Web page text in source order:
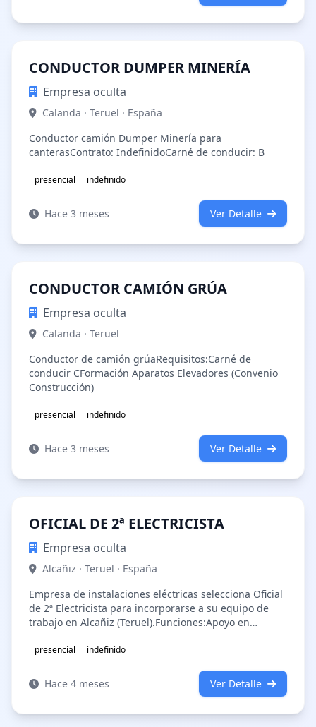
CONDUCTOR DUMPER MINERÍA
Empresa oculta
Calanda · Teruel · España
Conductor camión Dumper Minería para
canterasContrato: IndefinidoCarné de conducir: B
presencial indefinido
Hace 3 meses Ver Detalle
CONDUCTOR CAMIÓN GRÚA
Empresa oculta
Calanda · Teruel
Conductor de camión grúaRequisitos:Carné de
conducir CFormación Aparatos Elevadores (Convenio
Construcción)
presencial indefinido
Hace 3 meses Ver Detalle
OFICIAL DE 2ª ELECTRICISTA
Empresa oculta
Alcañiz · Teruel · España
Empresa de instalaciones eléctricas selecciona Oficial
de 2ª Electricista para incorporarse a su equipo de
trabajo en Alcañiz (Teruel).Funciones:Apoyo en
presencial indefinido
Hace 4 meses Ver Detalle